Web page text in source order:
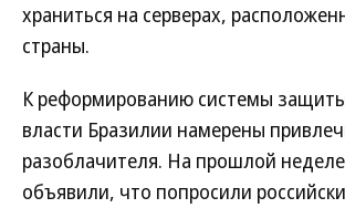
храниться на серверах,
страны.
К реформированию системы
власти Бразилии намерены
разоблачителя. На прошлой
объявили, что попросили